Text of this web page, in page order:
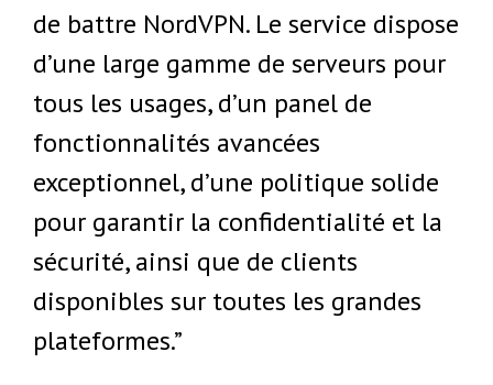
de battre NordVPN. Le service dispose
d’une large gamme de serveurs pour
tous les usages, d’un panel de
fonctionnalités avancées
exceptionnel, d’une politique solide
pour garantir la confidentialité et la
sécurité, ainsi que de clients
disponibles sur toutes les grandes
plateformes.”